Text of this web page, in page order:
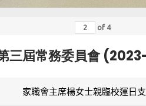
of 4
三屆常務委員會
家職會主席楊女士親臨校運日